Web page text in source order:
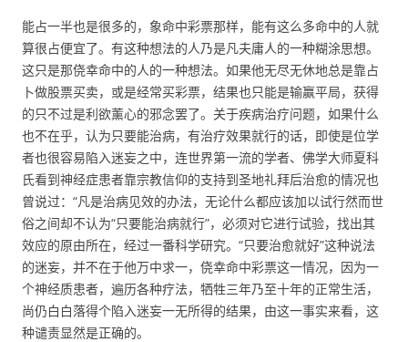
能占一半也是很多的，象命中彩票那样，能有这么多命中的人就
算很占便宜了。有这种想法的人乃是凡夫庸人的一种糊涂思想。
这只是那侥幸命中的人的一种想法。如果他无尽无休地总是靠占
卜做股票买卖，或是经常买彩票，结果也只能是输赢平局，获得
的只不过是利欲薰心的邪念罢了。关于疾病治疗问题，如果什么
也不在乎，认为只要能治病，有治疗效果就行的话，即使是位学
者也很容易陷入迷妄之中，连世界第一流的学者、佛学大师夏科
氏看到神经症患者靠宗教信仰的支持到圣地礼拜后治愈的情况也
曾说过：“凡是治病见效的办法，无论什么都应该加以试行然而世
俗之间却不认为“只要能治病就行”，必须对它进行试验，找出其
效应的原由所在，经过一番科学研究。“只要治愈就好”这种说法
的迷妄，并不在于他万中求一，侥幸命中彩票这一情况，因为一
个神经质患者，遍历各种疗法，牺牲三年乃至十年的正常生活，
尚仍白白落得个陷入迷妄一无所得的结果，由这一事实来看，这
种谴责显然是正确的。